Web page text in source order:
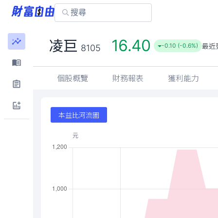
凌巨 8105 16.40 -0.10 (-0.6%) 最近
個股概覽 財務報表 獲利能力
本益比河流圖